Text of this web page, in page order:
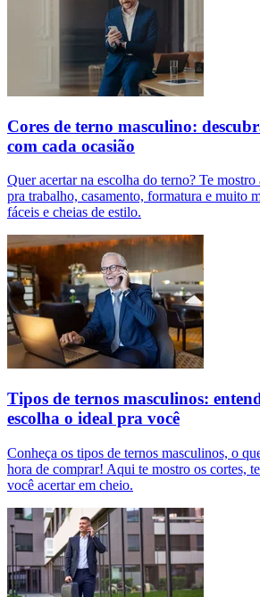
Cores de terno masculino:
com cada ocasião
Quer acertar na escolha do terno? Te
pra trabalho, casamento, formatura e muito
fáceis e cheias de estilo.
Tipos de ternos masculinos:
escolha o ideal pra você
Conheça os tipos de ternos masculinos, o
hora de comprar! Aqui te mostro os cortes,
você acertar em cheio.